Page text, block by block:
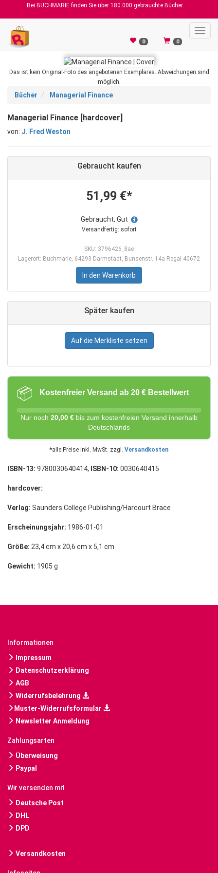
Bei BUCHMARIE finden Sie über 180.000 gebrauchte Bücher.
0 0
Das ist kein Original-Foto des angebotenen Exemplares. Abweichungen sind
möglich.
Bücher Managerial Finance
Managerial Finance [hardcover]
von: J. Fred Weston
Gebraucht kaufen
51,99 €*
Gebraucht, Gut
Versandfertig: sofort
SKU: 3796426_8ae
Lagerort: Buchmarie, 64293 Darmstadt, Bunsenstr. 14a Regal 40672
In den Warenkorb
Später kaufen
Auf die Merkliste setzen
📦 Kostenfreier Versand ab 20 € Bestellwert
Nur noch 20,00 € bis zum kostenfreien Versand innerhalb
Deutschlands
*alle Preise inkl. MwSt. zzgl. Versandkosten
ISBN-13: 9780030640414, ISBN-10: 0030640415
hardcover:
Verlag: Saunders College Publishing/Harcourt Brace
Erscheinungsjahr: 1986-01-01
Größe: 23,4 cm x 20,6 cm x 5,1 cm
Gewicht: 1905 g
Informationen
Impressum
Datenschutzerklärung
AGB
Widerrufsbelehrung
Muster-Widerrufsformular
Newsletter Anmeldung
Zahlungsarten
Überweisung
Paypal
Wir versenden mit
Deutsche Post
DHL
DPD
Versandkosten